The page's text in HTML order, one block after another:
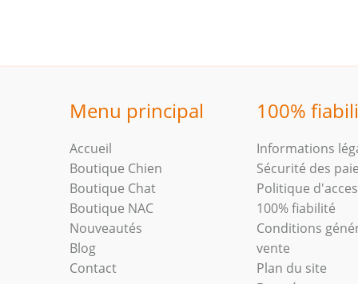
Menu principal
Accueil
Boutique Chien
Boutique Chat
Boutique NAC
Nouveautés
Blog
Contact
100%
Informations
Sécurité des
Politique
100% fiabilité
Conditions
vente
Plan du site